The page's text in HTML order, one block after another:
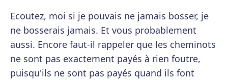
Ecoutez, moi si je pouvais ne jamais bosser, je
ne bosserais jamais. Et vous probablement
aussi. Encore faut-il rappeler que les cheminots
ne sont pas exactement payés à rien foutre,
puisqu'ils ne sont pas payés quand ils font